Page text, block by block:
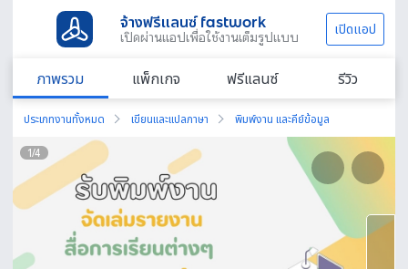
จ้างฟรีแลนซ์ fastwork
เปิดผ่านแอปเพื่อใช้งานเต็มรูปแบบ เปิดแอป
ภาพรวม แพ็กเกจ ฟรีแลนซ์ รีวิว
ประเภทงานทั้งหมด เขียนและแปลภาษา พิมพ์งาน และคีย์ข้อมูล
1/4